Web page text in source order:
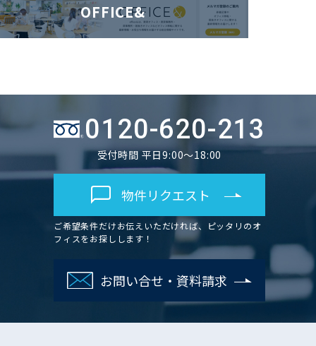
OFFICE&
0120-620-213
受付時間 平日9:00～18:00
物件リクエスト
ご希望条件だけお伝えいただければ、ピッタリのオ
フィスをお探しします！
お問い合せ・資料請求